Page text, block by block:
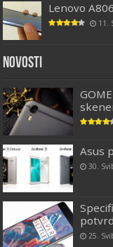
Lenovo
11.
Novosti
Asus
30.
25.